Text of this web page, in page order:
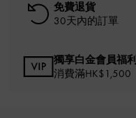
免費退貨
30天內的訂單
獨享白金會員福利
消費滿HK$1,500